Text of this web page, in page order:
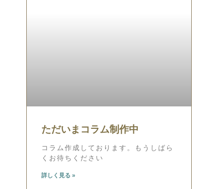
ただいまコラム制作中
コラム作成しております。もうしばら
くお待ちください
詳しく見る »